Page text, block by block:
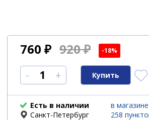
760 ₽ 920 ₽ -18%
- +
Есть в наличии
в магазине
Санкт-Петербург
258